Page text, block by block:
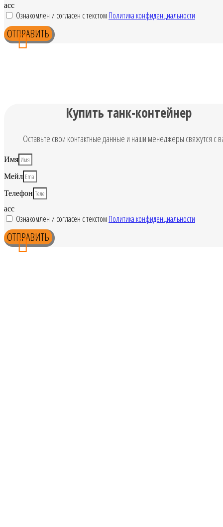
acc
Ознакомлен и согласен с текстом Политика конфиденциальности
ОТПРАВИТЬ
Купить танк-контейнер
Оставьте свои контактные данные и наши менеджеры свяжутся с
Имя
Мейл
Телефон
acc
Ознакомлен и согласен с текстом Политика конфиденциальности
ОТПРАВИТЬ